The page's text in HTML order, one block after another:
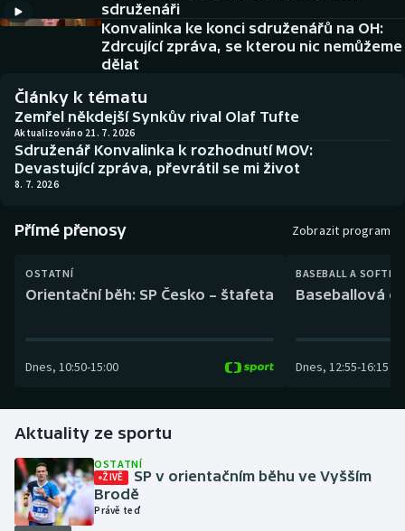
Baseball a softbal
Biatlon
Boby a skeleton
Curling
Dostihy
Futsal
Golf
Gymnastika
Házená
Soutěže
Historické návraty
Aplikace ČT sport
AZ kvíz
sdruženáři
Konvalinka ke konci sdruženářů na OH:
Zdrcující zpráva, se kterou nic nemůžeme
dělat
Články k tématu
Zemřel někdejší Synkův rival Olaf Tufte
Aktualizováno 21. 7. 2026
Sdruženář Konvalinka k rozhodnutí MOV:
Devastující zpráva, převrátil se mi život
8. 7. 2026
Přímé přenosy Zobrazit program
OSTATNÍ
Orientační běh: SP Česko – štafeta
Dnes, 10:50-15:00
BASEBALL A
Baseballová
Dnes, 12:55-16:15
Aktuality ze sportu
OSTATNÍ
ŽIVĚ
SP v orientačním běhu ve Vyšším
Brodě
Právě teď